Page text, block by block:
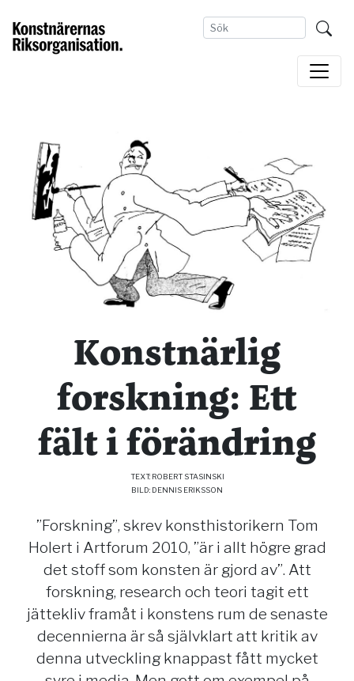
Konstnärlig
forskning: Ett
fält i förändring
TEXT: ROBERT STASINSKI
BILD: DENNIS ERIKSSON
”Forskning”, skrev konsthistorikern Tom
Holert i Artforum 2010, ”är i allt högre grad
det stoff som konsten är gjord av”. Att
forskning, research och teori tagit ett
jättekliv framåt i konstens rum de senaste
decennierna är så självklart att kritik av
denna utveckling knappast fått mycket